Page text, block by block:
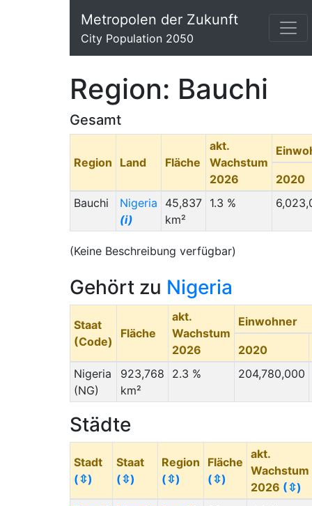
Metropolen der Zukunft
City Population 2050
Region: Bauchi
Gesamt
Region Land Fläche
akt.
Wachstum
2026
2020
Bauchi
Nigeria
(i)
45,837
km²
1.3 %
(Keine Beschreibung verfügbar)
Gehört zu Nigeria
Staat
(Code)
Fläche
akt.
Wachstum
2026
Einwohner
2020
Nigeria
(NG)
923,768
km²
2.3 % 204,780,000
Städte
Stadt
(⇳)
Staat
(⇳)
Region
(⇳)
Fläche
(⇳)
akt.
Wachstum
2026 (⇳)